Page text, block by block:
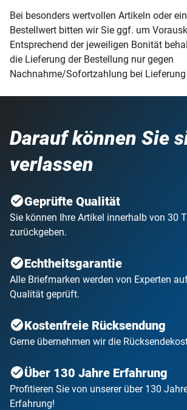
Bei besonders wertvollen Artikeln oder
Bestellwert bitten wir Sie ggf. um
Entsprechend der jeweiligen Bonität
die Lieferung der Bestellung nur gegen
Nachnahme/Sofortzahlung bei
Darauf können Sie
verlassen
Geprüfte Qualität
Sie können Ihre Artikel innerhalb von 30
zurückgeben.
Echtheitsgarantie
Alle Briefmarken werden von Experten
Qualität geprüft.
Kostenfreie Rücksendung
Gerne übernehmen wir die
Über 130 Jahre Erfahrung
Profitieren Sie von unserer über 130
Erfahrung!